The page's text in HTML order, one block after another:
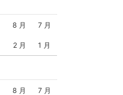
8 月 7 月
2 月 1 月
8 月 7 月